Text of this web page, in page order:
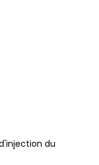
du